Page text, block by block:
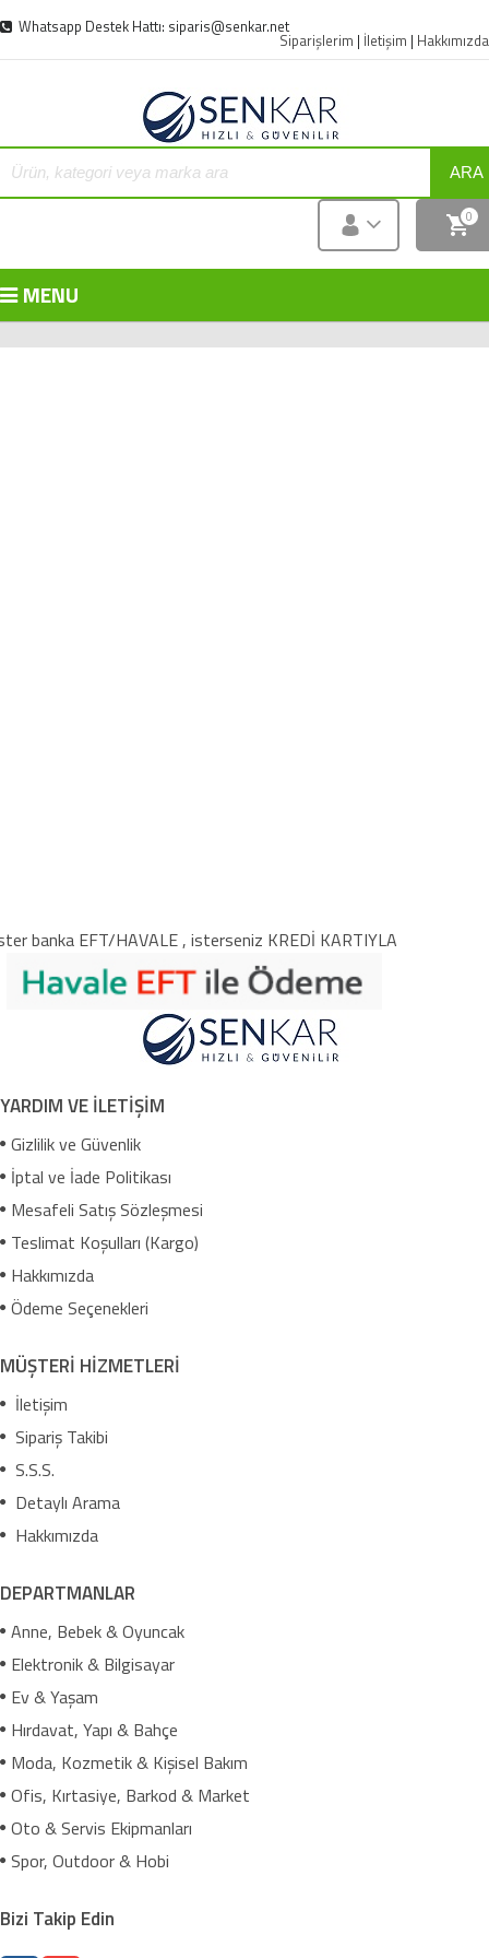
Whatsapp Destek Hattı: siparis@senkar.net
Siparişlerim | İletişim | Hakkımızda
ARA
0
MENU
banka EFT/HAVALE , isterseniz KREDİ KARTIYLA
YARDIM VE İLETİŞİM
Gizlilik ve Güvenlik
İptal ve İade Politikası
Mesafeli Satış Sözleşmesi
Teslimat Koşulları (Kargo)
Hakkımızda
Ödeme Seçenekleri
MÜŞTERİ HİZMETLERİ
İletişim
Sipariş Takibi
S.S.S.
Detaylı Arama
Hakkımızda
DEPARTMANLAR
Anne, Bebek & Oyuncak
Elektronik & Bilgisayar
Ev & Yaşam
Hırdavat, Yapı & Bahçe
Moda, Kozmetik & Kişisel Bakım
Ofis, Kırtasiye, Barkod & Market
Oto & Servis Ekipmanları
Spor, Outdoor & Hobi
Bizi Takip Edin